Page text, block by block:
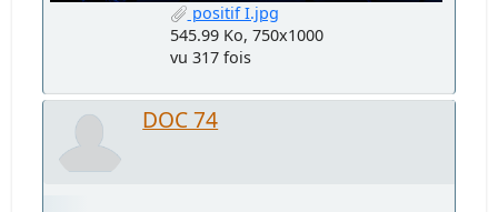
positif I.jpg
545.99 Ko, 750x1000
vu 317 fois
DOC 74